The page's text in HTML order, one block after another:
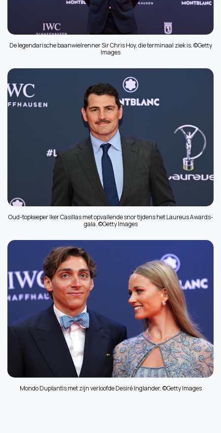
De legendarische baanwielrenner Sir Chris Hoy, die terminaal ziek is. ©Getty
Images
Oud-topkeeper Iker Casillas met opvallende snor tijdens het Laureus Awards-
gala. ©Getty Images
Mondo Duplantis met zijn verloofde Desiré Inglander. ©Getty Images